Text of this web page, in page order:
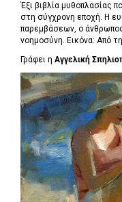
Έξι βιβλία μυθοπλασίας
στη σύγχρονη εποχή. Η
παρεμβάσεων, ο
νοημοσύνη. Εικόνα: Από
Γράφει η Αγγελική